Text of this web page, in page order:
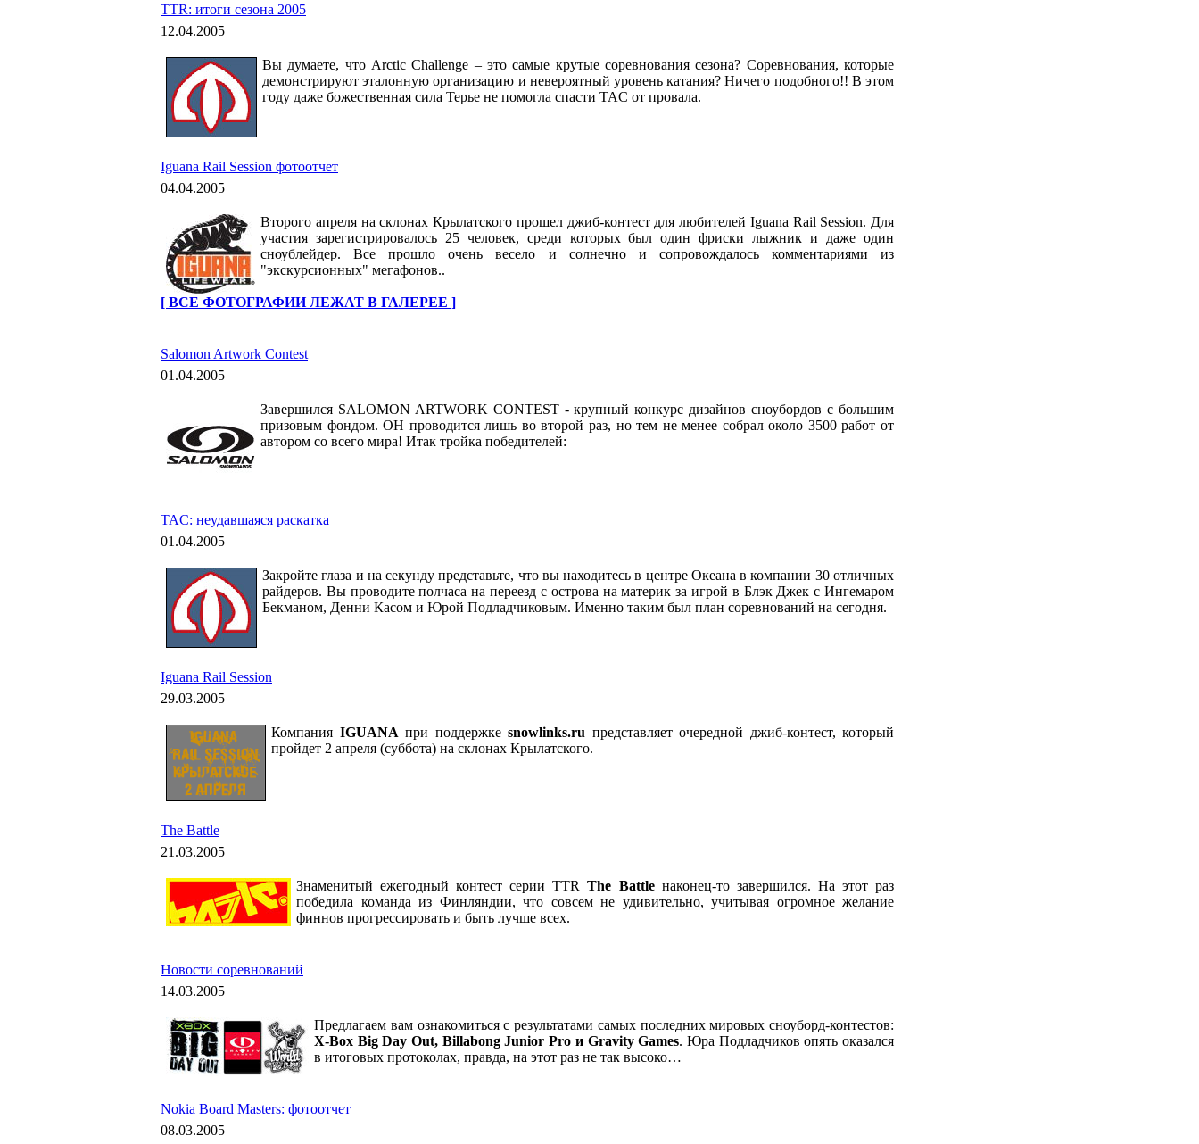
TTR: итоги сезона 2005
12.04.2005
Вы думаете, что Arctic Challenge – это самые крутые соревнования сезона? Соревнования, которые
демонстрируют эталонную организацию и невероятный уровень катания? Ничего подобного!! В этом
году даже божественная сила Терье не помогла спасти TAC от провала.
Iguana Rail Session фотоотчет
04.04.2005
Второго апреля на склонах Крылатского прошел джиб-контест для любителей Iguana Rail Session. Для
участия зарегистрировалось 25 человек, среди которых был один фриски лыжник и даже один
сноублейдер. Все прошло очень весело и солнечно и сопровождалось комментариями из
"экскурсионных" мегафонов..
[ ВСЕ ФОТОГРАФИИ ЛЕЖАТ В ГАЛЕРЕЕ ]
Salomon Artwork Contest
01.04.2005
Завершился SALOMON ARTWORK CONTEST - крупный конкурс дизайнов сноубордов с большим
призовым фондом. ОН проводится лишь во второй раз, но тем не менее собрал около 3500 работ от
автором со всего мира! Итак тройка победителей:
TAC: неудавшаяся раскатка
01.04.2005
Закройте глаза и на секунду представьте, что вы находитесь в центре Океана в компании 30 отличных
райдеров. Вы проводите полчаса на переезд с острова на материк за игрой в Блэк Джек с Ингемаром
Бекманом, Денни Касом и Юрой Подладчиковым. Именно таким был план соревнований на сегодня.
Iguana Rail Session
29.03.2005
Компания IGUANA при поддержке snowlinks.ru представляет очередной джиб-контест, который
пройдет 2 апреля (суббота) на склонах Крылатского.
The Battle
21.03.2005
Знаменитый ежегодный контест серии TTRThe Battleнаконец-то завершился. На этот раз
победила команда из Финляндии, что совсем не удивительно, учитывая огромное желание
финнов прогрессировать и быть лучше всех.
Новости соревнований
14.03.2005
Предлагаем вам ознакомиться с результатами самых последних мировых сноуборд-контестов:
X-Box Big Day Out, Billabong Junior Pro и Gravity Games. Юра Подладчиков опять оказался
в итоговых протоколах, правда, на этот раз не так высоко…
Nokia Board Masters: фотоотчет
08.03.2005